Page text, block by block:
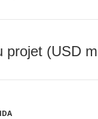
projet (USD